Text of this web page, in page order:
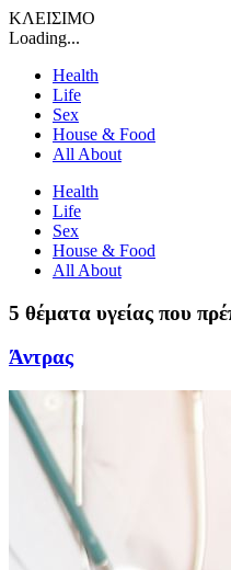
ΚΛΕΙΣΙΜΟ
Loading...
Health
Life
Sex
House & Food
All About
Health
Life
Sex
House & Food
All About
5 θέματα υγείας που
Άντρας